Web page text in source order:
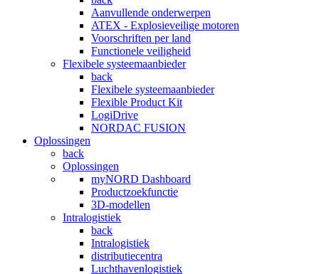
Aanvullende onderwerpen
ATEX - Explosieveilige motoren
Voorschriften per land
Functionele veiligheid
Flexibele systeemaanbieder
back
Flexibele systeemaanbieder
Flexible Product Kit
LogiDrive
NORDAC FUSION
Oplossingen
back
Oplossingen
myNORD Dashboard
Productzoekfunctie
3D-modellen
Intralogistiek
back
Intralogistiek
distributiecentra
Luchthavenlogistiek